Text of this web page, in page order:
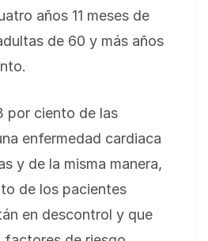
años 11 meses de
de 60 y más años
por ciento de las
enfermedad cardiaca
y de la misma manera,
de los pacientes
en descontrol y que